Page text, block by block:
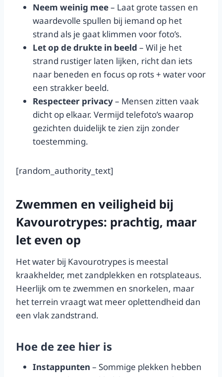
Neem weinig mee– Laat grote tassen en
waardevolle spullen bij iemand op het
strand als je gaat klimmen voor foto’s.
Let op de drukte in beeld – Wil je het
strand rustiger laten lijken, richt dan iets
naar beneden en focus op rots + water voor
een strakker beeld.
Respecteer privacy– Mensen zitten vaak
dicht op elkaar. Vermijd telefoto’s waarop
gezichten duidelijk te zien zijn zonder
toestemming.
[random_authority_text]
Zwemmen en veiligheid bij
Kavourotrypes: prachtig, maar
let even op
Het water bij Kavourotrypes is meestal
kraakhelder, met zandplekken en rotsplateaus.
Heerlijk om te zwemmen en snorkelen, maar
het terrein vraagt wat meer oplettendheid dan
een vlak zandstrand.
Hoe de zee hier is
Instappunten – Sommige plekken hebben